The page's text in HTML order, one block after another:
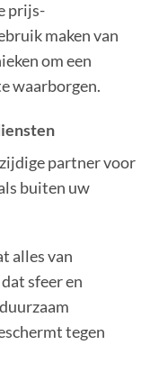
prijs-
maken van
om een
waarborgen.
partner voor
buiten uw
alles van
sfeer en
tegen